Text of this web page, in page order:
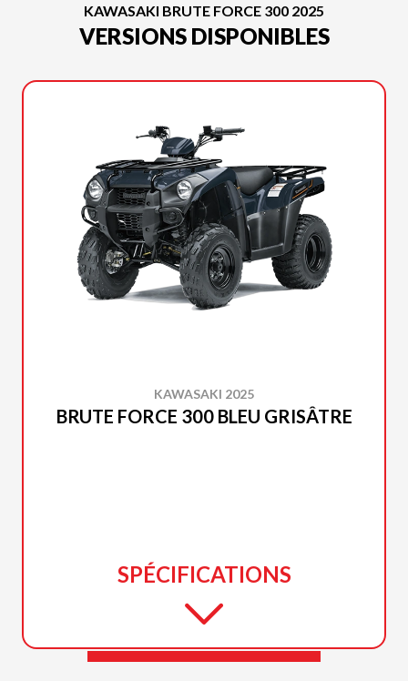
KAWASAKI BRUTE FORCE 300 2025
VERSIONS DISPONIBLES
KAWASAKI 2025
BRUTE FORCE 300 BLEU GRISÂTRE
SPÉCIFICATIONS